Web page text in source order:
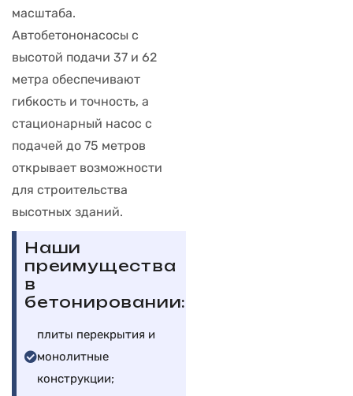
масштаба.
Автобетононасосы с
высотой подачи 37 и 62
метра обеспечивают
гибкость и точность, а
стационарный насос с
подачей до 75 метров
открывает возможности
для строительства
высотных зданий.
Наши
преимущества
в
бетонировании:
плиты перекрытия и
монолитные
конструкции;